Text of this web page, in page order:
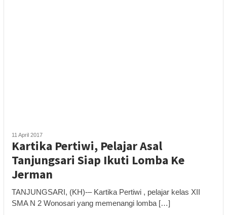
11 April 2017
Kartika Pertiwi, Pelajar Asal
Tanjungsari Siap Ikuti Lomba Ke
Jerman
TANJUNGSARI, (KH)-– Kartika Pertiwi , pelajar kelas XII
SMA N 2 Wonosari yang memenangi lomba […]